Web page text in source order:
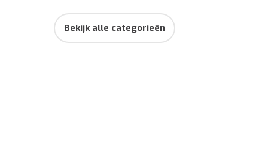
Bekijk alle categorieën